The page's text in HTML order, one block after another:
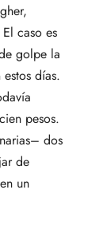
caso es
golpe la
días.
pesos.
dos
de
un